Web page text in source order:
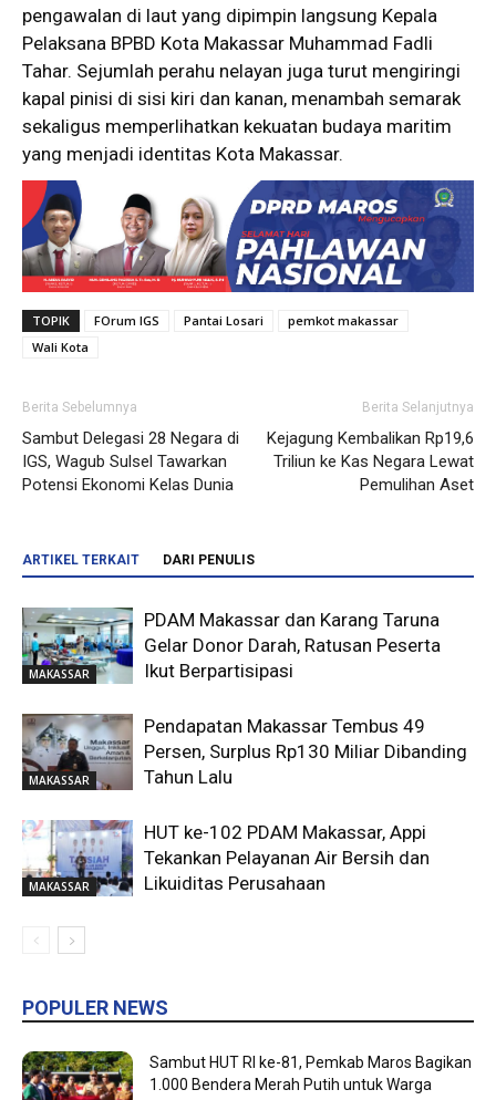
pengawalan di laut yang dipimpin langsung Kepala
Pelaksana BPBD Kota Makassar Muhammad Fadli
Tahar. Sejumlah perahu nelayan juga turut mengiringi
kapal pinisi di sisi kiri dan kanan, menambah semarak
sekaligus memperlihatkan kekuatan budaya maritim
yang menjadi identitas Kota Makassar.
TOPIK FOrum IGS Pantai Losari
pemkot makassar
Wali Kota
Berita Sebelumnya
Sambut Delegasi 28 Negara di
IGS, Wagub Sulsel Tawarkan
Potensi Ekonomi Kelas Dunia
Berita Selanjutnya
Kejagung Kembalikan Rp19,6
Triliun ke Kas Negara Lewat
Pemulihan Aset
ARTIKEL TERKAIT DARI PENULIS
MAKASSAR
PDAM Makassar dan Karang Taruna
Gelar Donor Darah, Ratusan Peserta
Ikut Berpartisipasi
MAKASSAR
Pendapatan Makassar Tembus 49
Persen, Surplus Rp130 Miliar Dibanding
Tahun Lalu
MAKASSAR
HUT ke-102 PDAM Makassar, Appi
Tekankan Pelayanan Air Bersih dan
Likuiditas Perusahaan
POPULER NEWS
Sambut HUT RI ke-81, Pemkab Maros Bagikan
1.000 Bendera Merah Putih untuk Warga